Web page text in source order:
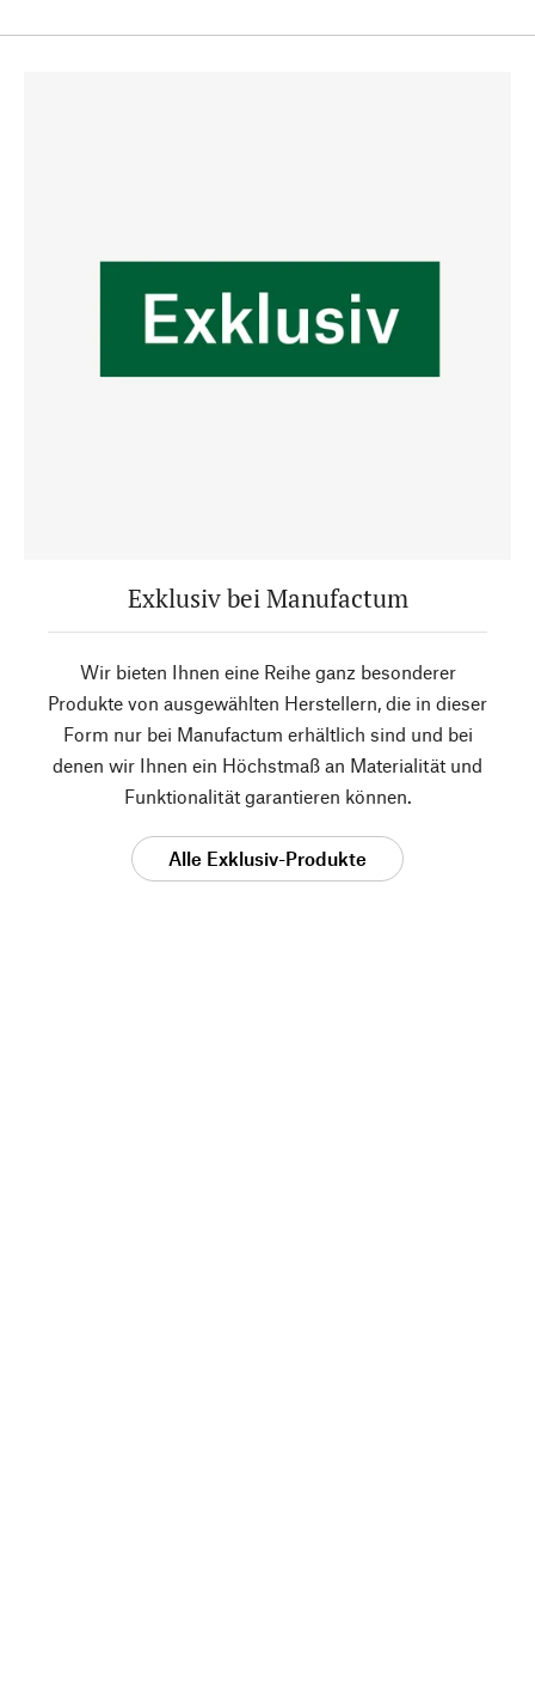
Exklusiv bei Manufactum
Wir bieten Ihnen eine Reihe ganz besonderer
Produkte von ausgewählten Herstellern, die in dieser
Form nur bei Manufactum erhältlich sind und bei
denen wir Ihnen ein Höchstmaß an Materialität und
Funktionalität garantieren können.
Alle Exklusiv-Produkte